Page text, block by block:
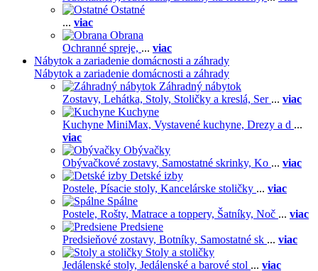
Ostatné
... viac
Obrana
Ochranné spreje, ... viac
Nábytok a zariadenie domácnosti a záhrady
Nábytok a zariadenie domácnosti a záhrady
Záhradný nábytok
Zostavy, Lehátka, Stoly, Stoličky a kreslá, Ser ... viac
Kuchyne
Kuchyne MiniMax, Vystavené kuchyne, Drezy a d ...
viac
Obývačky
Obývačkové zostavy, Samostatné skrinky, Ko ... viac
Detské izby
Postele, Písacie stoly, Kancelárske stoličky ... viac
Spálne
Postele, Rošty, Matrace a toppery, Šatníky, Noč ... viac
Predsiene
Predsieňové zostavy, Botníky, Samostatné sk ... viac
Stoly a stoličky
Jedálenské stoly, Jedálenské a barové stol ... viac